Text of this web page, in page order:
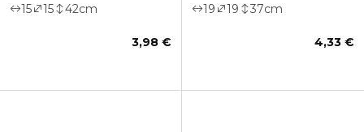
15 15 42cm
3,98 €
19 19 37cm
4,33 €